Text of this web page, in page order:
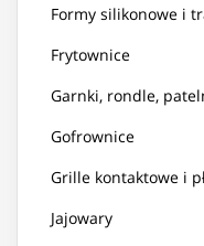
Formy silikonowe i
Frytownice
Garnki, rondle,
Gofrownice
Grille kontaktowe i
Jajowary